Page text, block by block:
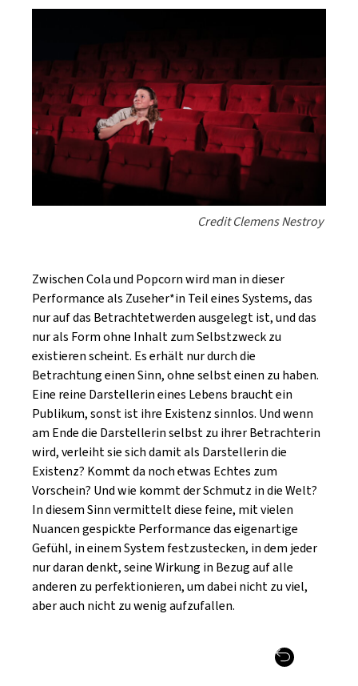
Credit Clemens Nestroy
Zwischen Cola und Popcorn wird man in dieser
Performance als Zuseher*in Teil eines Systems, das
nur auf das Betrachtetwerden ausgelegt ist, und das
nur als Form ohne Inhalt zum Selbstzweck zu
existieren scheint. Es erhält nur durch die
Betrachtung einen Sinn, ohne selbst einen zu haben.
Eine reine Darstellerin eines Lebens braucht ein
Publikum, sonst ist ihre Existenz sinnlos. Und wenn
am Ende die Darstellerin selbst zu ihrer Betrachterin
wird, verleiht sie sich damit als Darstellerin die
Existenz? Kommt da noch etwas Echtes zum
Vorschein? Und wie kommt der Schmutz in die Welt?
In diesem Sinn vermittelt diese feine, mit vielen
Nuancen gespickte Performance das eigenartige
Gefühl, in einem System festzustecken, in dem jeder
nur daran denkt, seine Wirkung in Bezug auf alle
anderen zu perfektionieren, um dabei nicht zu viel,
aber auch nicht zu wenig aufzufallen.